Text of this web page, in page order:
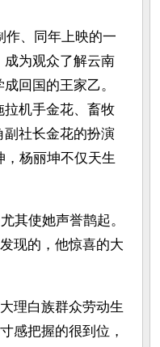
作、同年上映的一
为观众了解云南
回国的王家乙。
机手金花、畜牧
社长金花的扮演
杨丽坤不仅天生
其使她声誉鹊起。
现的，他惊喜的大
理白族群众劳动生
感把握的很到位，